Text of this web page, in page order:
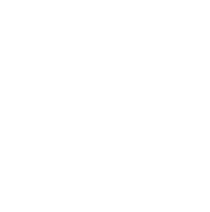
บราณ มีราคาแบบสวยๆเ